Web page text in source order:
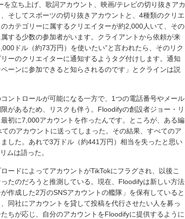
立ち上げ、歌詞アカウント、映画/テレビの切り抜きアカ
そしてスポーツの切り抜きアカウントと、4種類のクリエ
カテゴリーに属するクリエイターが約2,000人いて、その
する少数の参加者がいます。クライアントから依頼が来
ドル（約73万円）を使いたい”と言われたら、そのリク
ーのクリエイターに通知するようタグ付けします。通知
ーンに参加できると知らされるのです」とクラインは説
ントロールが可能になる一方で、1つの電話番号やメール
があるため、リスクも伴う。Floodifyの創設者ジョー・リ
初に7,000アカウントを作ったんです。ところが、ある編
のアカウントに送ってしまった。その結果、すべてのア
した。あれで3万ドル（約441万円）相当を失ったと思い
ムは語った。
ードによってアカウントがTikTokにフラグされ、以後こ
たのだろうと推測している。現在、Floodifyは新しい方法
作成した2万のSNSアカウントの艦隊」を保有していると
同社にアカウントを貸して投稿を代行させたい人を募っ
ちが応じ、自分のアカウントをFloodifyに提供するように